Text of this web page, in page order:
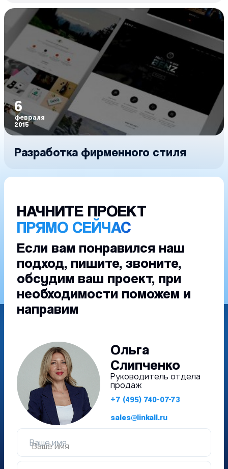
6
февраля
2015
Разработка фирменного стиля
НАЧНИТЕ ПРОЕКТ
ПРЯМО СЕЙЧАС
Если вам понравился наш
подход, пишите, звоните,
обсудим ваш проект, при
необходимости поможем и
направим
Ольга
Слипченко
Руководитель отдела
продаж
+7 (495) 740-07-73
sales@linkall.ru
Ваше имя